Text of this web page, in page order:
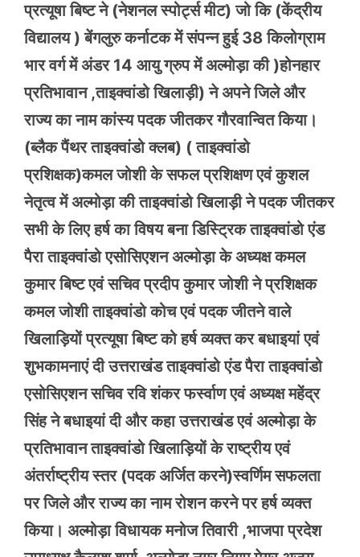
प्रत्यूषा बिष्ट ने (नेशनल स्पोर्ट्स मीट) जो कि (केंद्रीय
विद्यालय ) बेंगलुरु कर्नाटक में संपन्न हुई 38 किलोग्राम
भार वर्ग में अंडर 14 आयु ग्रुप में अल्मोड़ा की )होनहार
प्रतिभावान ,ताइक्वांडो खिलाड़ी) ने अपने जिले और
राज्य का नाम कांस्य पदक जीतकर गौरवान्वित किया।
(ब्लैक पैंथर ताइक्वांडो क्लब) ( ताइक्वांडो
प्रशिक्षक)कमल जोशी के सफल प्रशिक्षण एवं कुशल
नेतृत्व में अल्मोड़ा की ताइक्वांडो खिलाड़ी ने पदक जीतकर
सभी के लिए हर्ष का विषय बना डिस्ट्रिक ताइक्वांडो एंड
पैरा ताइक्वांडो एसोसिएशन अल्मोड़ा के अध्यक्ष कमल
कुमार बिष्ट एवं सचिव प्रदीप कुमार जोशी ने प्रशिक्षक
कमल जोशी ताइक्वांडो कोच एवं पदक जीतने वाले
खिलाड़ियों प्रत्यूषा बिष्ट को हर्ष व्यक्त कर बधाइयां एवं
शुभकामनाएं दी उत्तराखंड ताइक्वांडो एंड पैरा ताइक्वांडो
एसोसिएशन सचिव रवि शंकर फर्स्वाण एवं अध्यक्ष महेंद्र
सिंह ने बधाइयां दी और‌ कहा उत्तराखंड एवं अल्मोड़ा के
प्रतिभावान ताइक्वांडो खिलाड़ियों के राष्ट्रीय एवं
अंतर्राष्ट्रीय स्तर (पदक अर्जित करने)स्वर्णिम सफलता
पर जिले और राज्य का नाम रोशन करने पर हर्ष व्यक्त
किया। अल्मोड़ा विधायक मनोज तिवारी ,भाजपा प्रदेश